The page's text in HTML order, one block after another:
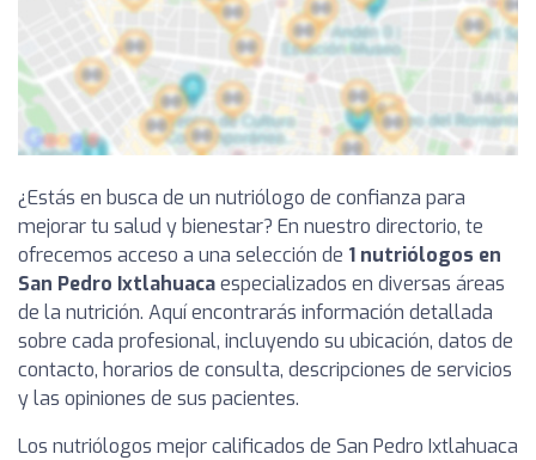
¿Estás en busca de un nutriólogo de confianza para
mejorar tu salud y bienestar? En nuestro directorio, te
ofrecemos acceso a una selección de 1 nutriólogos en
San Pedro Ixtlahuacaespecializados en diversas áreas
de la nutrición. Aquí encontrarás información detallada
sobre cada profesional, incluyendo su ubicación, datos de
contacto, horarios de consulta, descripciones de servicios
y las opiniones de sus pacientes.
Los nutriólogos mejor calificados de San Pedro Ixtlahuaca